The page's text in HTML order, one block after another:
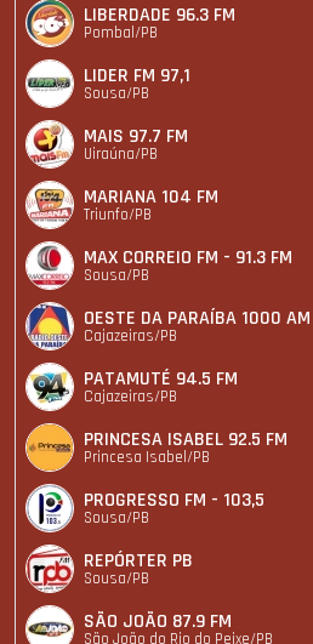
LIBERDADE 96.3 FM
Pombal/PB
LIDER FM 97,1
Sousa/PB
MAIS 97.7 FM
Uiraúna/PB
MARIANA 104 FM
Triunfo/PB
MAX CORREIO FM - 91.3 FM
Sousa/PB
OESTE DA PARAÍBA 1000 AM
Cajazeiras/PB
PATAMUTÉ 94.5 FM
Cajazeiras/PB
PRINCESA ISABEL 92.5 FM
Princesa Isabel/PB
PROGRESSO FM - 103,5
Sousa/PB
REPÓRTER PB
Sousa/PB
SÃO JOÃO 87.9 FM
São João do Rio do Peixe/PB